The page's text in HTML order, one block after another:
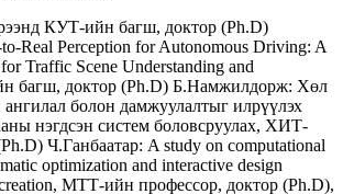
КУТ-ийн багш, доктор (Ph.D)
Real Perception for Autonomous Driving: A
Traffic Scene Understanding and
багш, доктор (Ph.D) Б.Намжилдорж: Хөл
болон дамжуулалтыг илрүүлэх
нэгдсэн систем боловсруулах, ХИТ-
Ч.Ганбаатар: A study on computational
optimization and interactive design
МТТ-ийн профессор, доктор (Ph.D),